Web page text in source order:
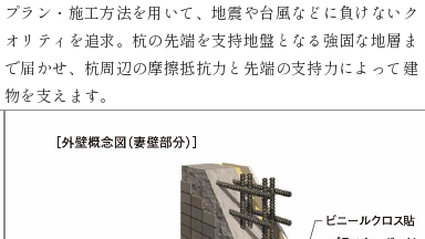
プラン・施工方法を用いて、地震や台風などに負けないク
オリティを追求。杭の先端を支持地盤となる強固な地層ま
で届かせ、杭周辺の摩擦抵抗力と先端の支持力によって建
物を支えます。